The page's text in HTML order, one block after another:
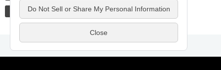
economía
política